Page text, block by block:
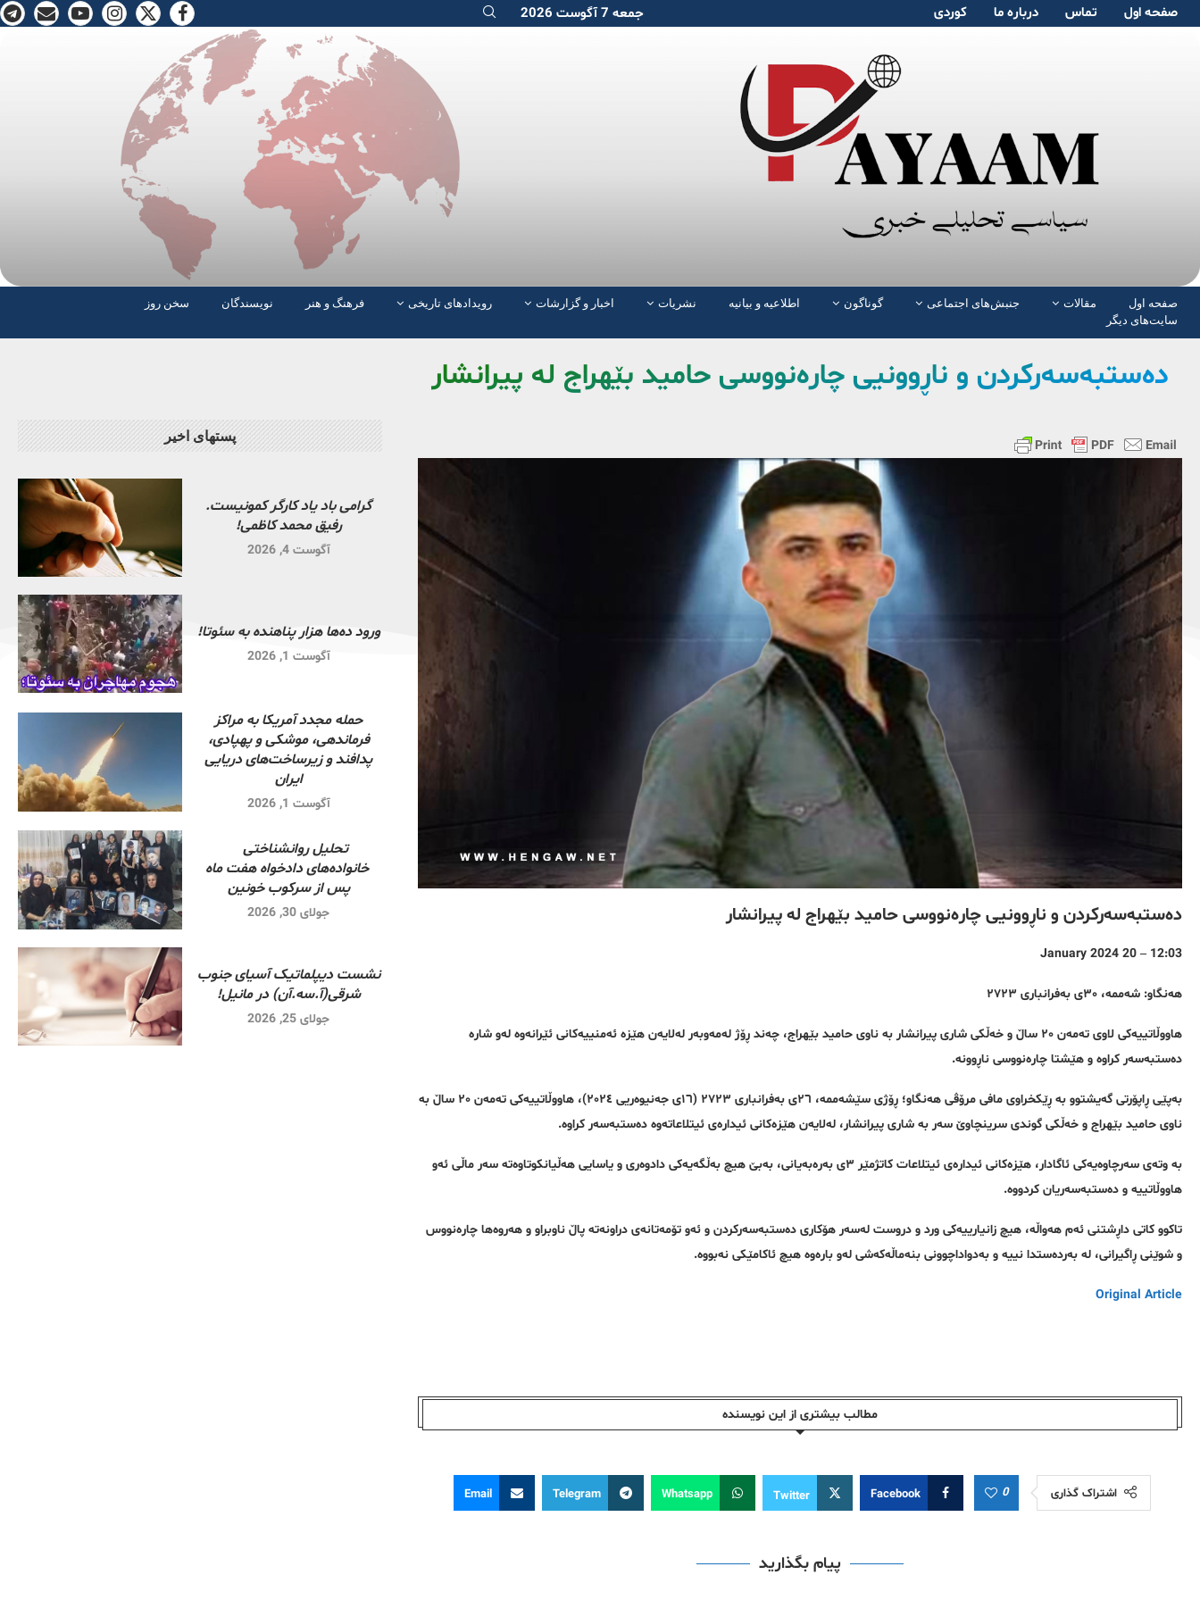
صفحە اول تماس دربارە ما کوردی جمعه 7 آگوست 2026
صفحە اول مقالات جنبش‌های اجتماعی گوناگون اطلاعیه و بیانیه نشریات اخبار و گزارشات رویدادهای تاریخی فرهنگ و هنر نویسندگان
سخن روز
سایت‌های دیگر
دەستبەسەرکردن و ناڕوونیی چارەنووسی حامید بێهراج لە پیرانشار
دەستبەسەرکردن و ناڕوونیی چارەنووسی حامید بێهراج لە پیرانشار
12:03 – 20 January 2024
هەنگاو: شەممە، ٣٠ی بەفرانباری ٢٧٢٣
هاووڵاتییەکی لاوی تەمەن ٢٠ ساڵ و خەڵکی شاری پیرانشار بە ناوی حامید بێهراج، چەند ڕۆژ لەمەوبەر لەلایەن هێزە ئەمنییەکانی ئێرانەوە لەو شارە
دەستبەسەر کراوە و هێشتا چارەنووسی ناڕوونە.
بەپێی ڕاپۆرتی گەیشتوو بە ڕێکخراوی مافی مرۆڤی هەنگاو؛ ڕۆژی سێشەممە، ٢٦ی بەفرانباری ٢٧٢٣ (١٦ی جەنیوەریی ٢٠٢٤)، هاووڵاتییەکی تەمەن ٢٠ ساڵ بە
ناوی حامید بێهراج و خەڵکی گوندی سرینچاوێ سەر بە شاری پیرانشار، لەلایەن هێزەکانی ئیدارەی ئیتلاعاتەوە دەستبەسەر کراوە.
بە وتەی سەرچاوەیەکی ئاگادار، هێزەکانی ئیدارەی ئیتلاعات کاتژمێر ٣ی بەرەبەیانی، بەبێ هیچ بەڵگەیەکی دادوەری و یاسایی هەڵیانکوتاوەتە سەر ماڵی ئەو
هاووڵاتییە و دەستبەسەریان کردووە.
تاکوو کاتی داڕشتنی ئەم هەواڵە، هیچ زانیارییەکی ورد و دروست لەسەر هۆکاری دەستبەسەرکردن و ئەو تۆمەتانەی دراونەتە پاڵ ناوبراو و هەروەها چارەنووس
و شوێنی ڕاگیرانی، لە بەردەستدا نییە و بەدواداچوونی بنەماڵەکەشی لەو بارەوە هیچ ئاکامێکی نەبووە.
Original Article
مطالب بیشتری از این نویسندە
اشتراک گذاری 0
Facebook
Twitter
Whatsapp
Telegram
Email
پیام بگذارید
پستهای اخیر
گرامی باد یاد کارگر کمونیست.
رفیق محمد کاظمی!
آگوست 4, 2026
ورود ده‌ها هزار پناهنده به سئوتا!
آگوست 1, 2026
حمله مجدد آمریکا به مراکز
فرماندهی، موشکی و پهپادی،
پدافند و زیرساخت‌های دریایی
ایران
آگوست 1, 2026
تحلیل روانشناختی
خانواده‌های دادخواه هفت ماه
پس از سرکوب خونین
جولای 30, 2026
نشست دیپلماتیک آسیای جنوب
شرقی‌(آ.سه.آن) در مانیل!
جولای 25, 2026